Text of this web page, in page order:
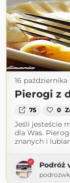
16 października
Pierogi z
75 0
Jeśli jesteście
dla Was.
znanych i
Podróż